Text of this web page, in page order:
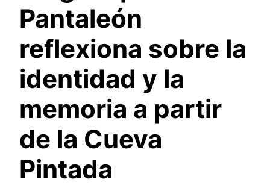
Pantaleón
reflexiona sobre la
identidad y la
memoria a partir
de la Cueva
Pintada